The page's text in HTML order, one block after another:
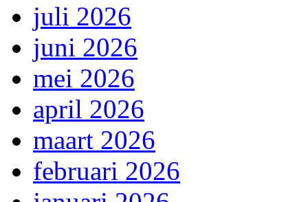
juli 2026
juni 2026
mei 2026
april 2026
maart 2026
februari 2026